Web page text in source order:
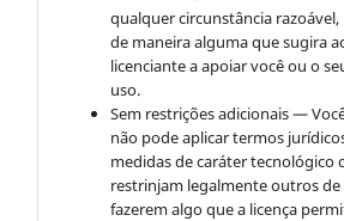
qualquer circunstância razoável,
de maneira alguma que sugira
licenciante a apoiar você ou o
uso.
Sem restrições adicionais —
não pode aplicar termos
medidas de caráter tecnológico
restrinjam legalmente outros de
fazerem algo que a licença